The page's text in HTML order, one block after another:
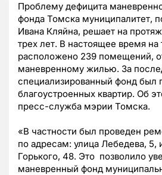
Проблему дефицита
фонда Томска муниципалитет,
Ивана Кляйна, решает на
трех лет. В настоящее время на
расположено 239 помещений,
маневренному жилью. За
специализированный фонд был
благоустроенных квартир. Об
пресс-служба мэрии Томска.
«В частности был проведен
по адресам: улица Лебедева, 5,
Горького, 48. Это позволило
маневренный фонд